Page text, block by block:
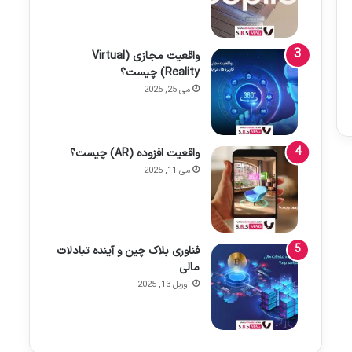
واقعیت مجازی (Virtual
Reality) چیست؟
می 25, 2025
واقعیت افزوده (AR) چیست؟
می 11, 2025
فناوری بلاک چین و آینده تبادلات
مالی
آوریل 13, 2025